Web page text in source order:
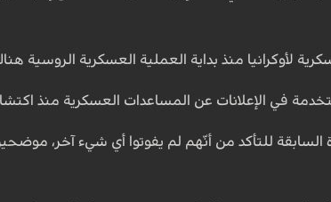
في الإعلانات عن المساعدات العسكرية منذ
للتأكد من أنّهم لم يفوتوا أي شيء آخر،